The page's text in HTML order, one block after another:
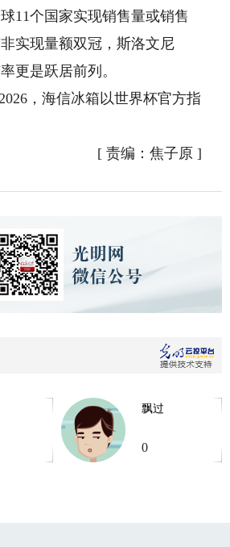
11个国家实现销售量或销售
实现量额双冠，斯洛文尼
更是跃居前列。
，海信冰箱以世界杯官方指
[ 责编：焦子原 ]
飘过
0